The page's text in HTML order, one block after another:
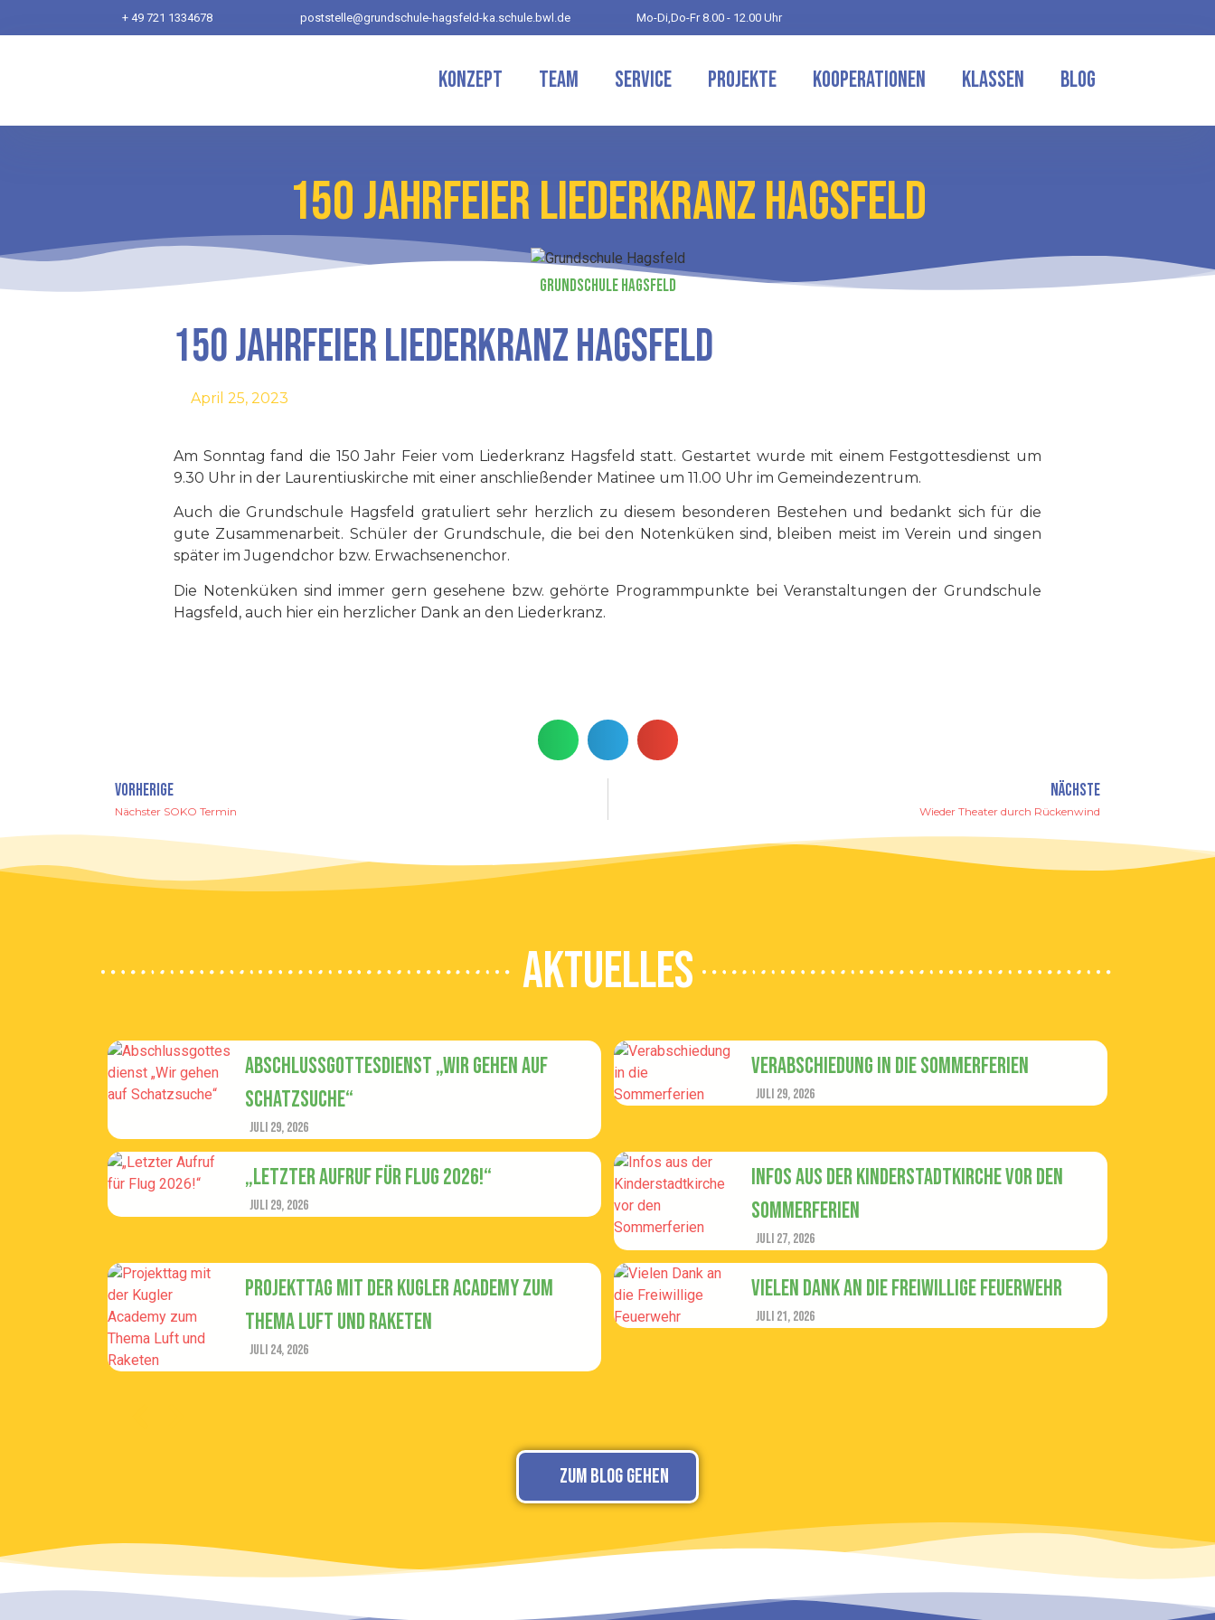
+ 49 721 1334678 poststelle@grundschule-hagsfeld-ka.schule.bwl.de Mo-Di,Do-Fr 8.00 - 12.00 Uhr
Konzept Team Service Projekte Kooperationen Klassen Blog
150 JAHRFEIER LIEDERKRANZ HAGSFELD
Grundschule Hagsfeld
150 Jahrfeier Liederkranz Hagsfeld
April 25, 2023
Am Sonntag fand die 150 Jahr Feier vom Liederkranz Hagsfeld statt. Gestartet wurde mit einem Festgottesdienst um
9.30 Uhr in der Laurentiuskirche mit einer anschließender Matinee um 11.00 Uhr im Gemeindezentrum.
Auch die Grundschule Hagsfeld gratuliert sehr herzlich zu diesem besonderen Bestehen und bedankt sich für die
gute Zusammenarbeit. Schüler der Grundschule, die bei den Notenküken sind, bleiben meist im Verein und singen
später im Jugendchor bzw. Erwachsenenchor.
Die Notenküken sind immer gern gesehene bzw. gehörte Programmpunkte bei Veranstaltungen der Grundschule
Hagsfeld, auch hier ein herzlicher Dank an den Liederkranz.
VORHERIGE
Nächster SOKO Termin
NÄCHSTE
Wieder Theater durch Rückenwind
AkTUELlES
Abschlussgottesdienst „Wir gehen auf
Schatzsuche“
Juli 29, 2026
Verabschiedung in die Sommerferien
Juli 29, 2026
„Letzter Aufruf für Flug 2026!“
Juli 29, 2026
Infos aus der Kinderstadtkirche vor den
Sommerferien
Juli 27, 2026
Projekttag mit der Kugler Academy zum
Thema Luft und Raketen
Juli 24, 2026
Vielen Dank an die Freiwillige Feuerwehr
Juli 21, 2026
Zum Blog gehen